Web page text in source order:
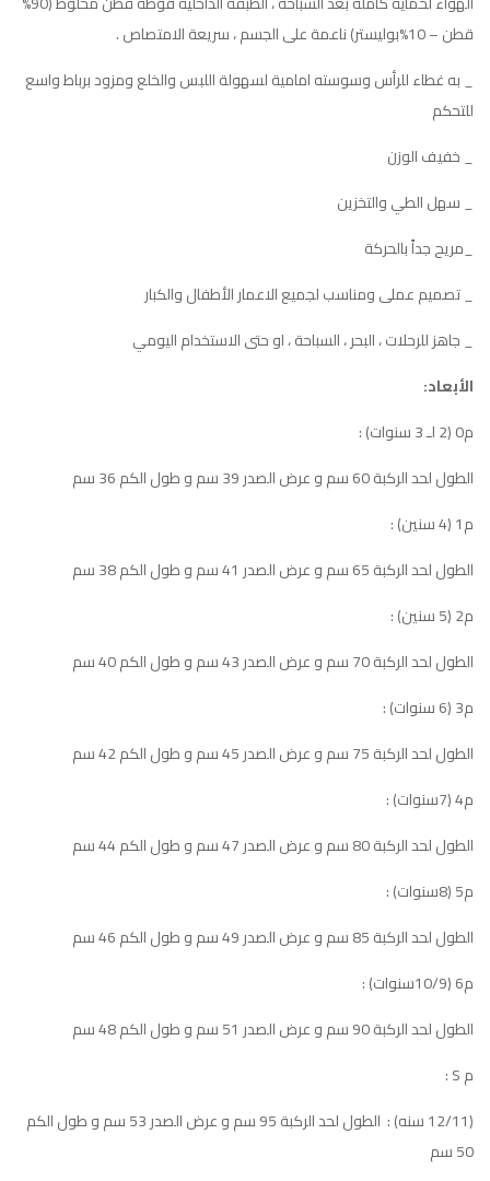
قطن – 10%بوليستر) ناعمة على الجسم ، سريعة الامتصاص .
_ به غطاء للرأس وسوسته امامية لسهولة اللبس والخلع ومزود برباط واسع
للتحكم
_ خفيف الوزن
_ سهل الطي والتخزين
_مريح جداً بالحركة
_ تصميم عملى ومناسب لجميع الاعمار الأطفال والكبار
_ جاهز للرحلات ، البحر ، السباحة ، او حتى الاستخدام اليومي
الأبعاد:
م0 (2 لـ 3 سنوات) :
الطول لحد الركبة 60 سم و عرض الصدر 39 سم و طول الكم 36 سم
م1 (4 سنين) :
الطول لحد الركبة 65 سم و عرض الصدر 41 سم و طول الكم 38 سم
م2 (5 سنين) :
الطول لحد الركبة 70 سم و عرض الصدر 43 سم و طول الكم 40 سم
م3 (6 سنوات) :
الطول لحد الركبة 75 سم و عرض الصدر 45 سم و طول الكم 42 سم
م4 (7سنوات) :
الطول لحد الركبة 80 سم و عرض الصدر 47 سم و طول الكم 44 سم
م5 (8سنوات) :
الطول لحد الركبة 85 سم و عرض الصدر 49 سم و طول الكم 46 سم
م6 (10/9سنوات) :
الطول لحد الركبة 90 سم و عرض الصدر 51 سم و طول الكم 48 سم
م S :
(12/11 سنه) : الطول لحد الركبة 95 سم و عرض الصدر 53 سم و طول الكم
50 سم